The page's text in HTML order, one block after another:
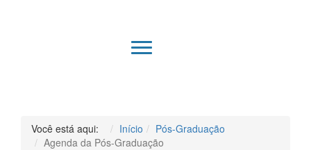
QUEM SOMOS
Você está aqui: Início
Pós-Graduação
Agenda da Pós-Graduação